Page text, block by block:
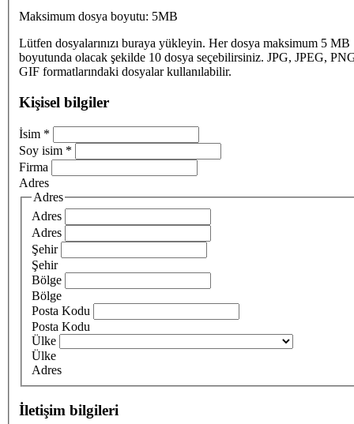
Maksimum dosya boyutu: 5MB
Lütfen dosyalarınızı buraya yükleyin. Her dosya maksimum 5 MB
boyutunda olacak şekilde 10 dosya seçebilirsiniz. JPG, JPEG,
GIF formatlarındaki dosyalar kullanılabilir.
Kişisel bilgiler
İsim *
Soy isim *
Firma
Adres
Adres
Adres
Adres
Şehir
Şehir
Bölge
Bölge
Posta Kodu
Posta Kodu
Ülke
Ülke
Adres
İletişim bilgileri